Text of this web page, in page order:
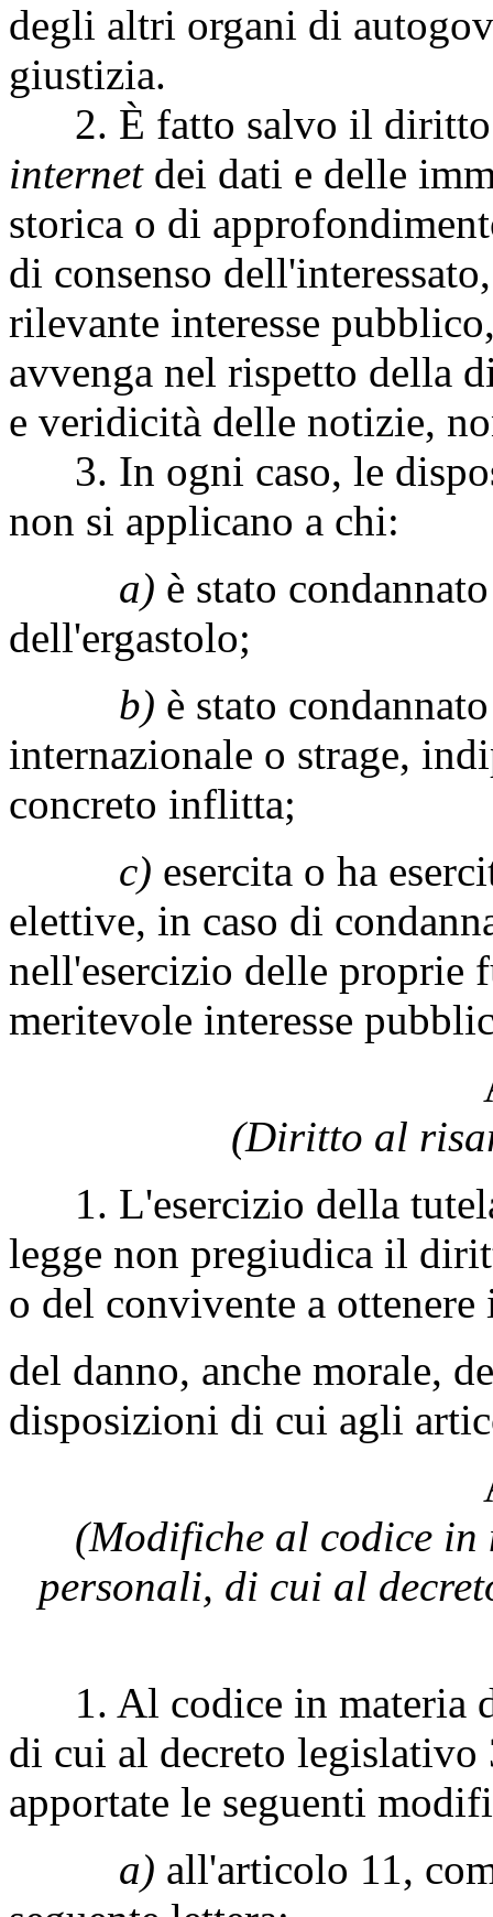
degli altri organi di
giustizia.
2. È fatto salvo il diritto
internet dei dati e delle
storica o di
di consenso
rilevante interesse
avvenga nel rispetto della
e veridicità delle notizie,
3. In ogni caso, le
non si applicano a chi:
a) è stato
dell'ergastolo;
b) è stato
internazionale o strage,
concreto inflitta;
c) esercita o ha
elettive, in caso di
nell'esercizio delle proprie
meritevole interesse
(Diritto al
1. L'esercizio della
legge non pregiudica il
o del convivente a
del danno, anche morale,
disposizioni di cui agli
(Modifiche al codice
personali, di cui al
1. Al codice in materia
di cui al decreto
apportate le seguenti
a) all'articolo 11,